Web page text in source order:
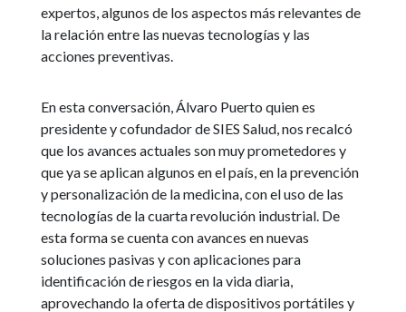
expertos, algunos de los aspectos más relevantes de
la relación entre las nuevas tecnologías y las
acciones preventivas.
En esta conversación, Álvaro Puerto quien es
presidente y cofundador de SIES Salud, nos recalcó
que los avances actuales son muy prometedores y
que ya se aplican algunos en el país, en la prevención
y personalización de la medicina, con el uso de las
tecnologías de la cuarta revolución industrial. De
esta forma se cuenta con avances en nuevas
soluciones pasivas y con aplicaciones para
identificación de riesgos en la vida diaria,
aprovechando la oferta de dispositivos portátiles y